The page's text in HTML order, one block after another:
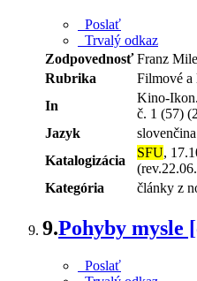
Poslať
Trvalý odkaz
Zodpovednosť Franz
Rubrika
Filmové a
In
Kino-
č. 1 (57)
Jazyk
slovenčina
Katalogizácia
SFU,
Kategória
články z
9.Pohyby mysle
Poslať